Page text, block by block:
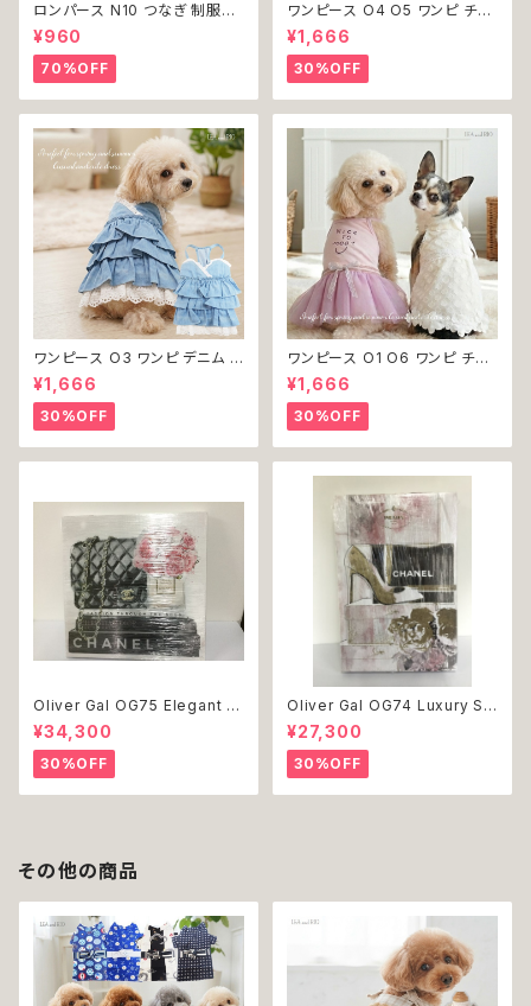
ロンパース N10 つなぎ 制服風
チェック柄 グレー 灰色 コスチュ
ーム コスプレ ドッグウェア dog
犬 猫 ペット 服 犬服 洋服 オシ
ャレ かわいい 小型犬 返品交換
不可
¥960
70%OFF
ワンピース O4 O5 ワンピ チェ
ック プリーツ レース 女の子 犬
犬服 小型 猫 服 洋服 ペット do
g ドッグウェア おしゃれ かわい
い 返品交換不可
¥1,666
30%OFF
ワンピース O3 ワンピ デニム プ
リーツ レース 女の子 犬 犬服
小型 猫 服 洋服 ペット dog ド
ッグウェア おしゃれ かわいい 返
品交換不可
¥1,666
30%OFF
ワンピース O1 O6 ワンピ チュ
ール レース 花 フラワー 女の子
犬 犬服 小型 猫 服 洋服 ペット
dog ドッグウェア おしゃれ かわ
いい 返品交換不可
¥1,666
30%OFF
Oliver Gal OG75 Elegant E
ssentials Paris 絵 アート イ
ンテリア お祝い 贈り物 プレゼ
ント 結婚 新築 開店 周年 バー
スデイ 誕生日 ご褒美
¥34,300
30%OFF
Oliver Gal OG74 Luxury St
acked Shoes Rose Giftbo
x 絵 アート インテリア お祝い
贈り物 プレゼント 結婚 新築 開
店 周年 バースデイ 誕生日 ご褒
美
¥27,300
30%OFF
その他の商品